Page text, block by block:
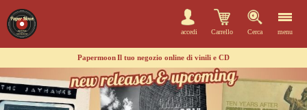
accedi Carrello Cerca menu
PapermoonIl tuo negozio online di vinili e CD